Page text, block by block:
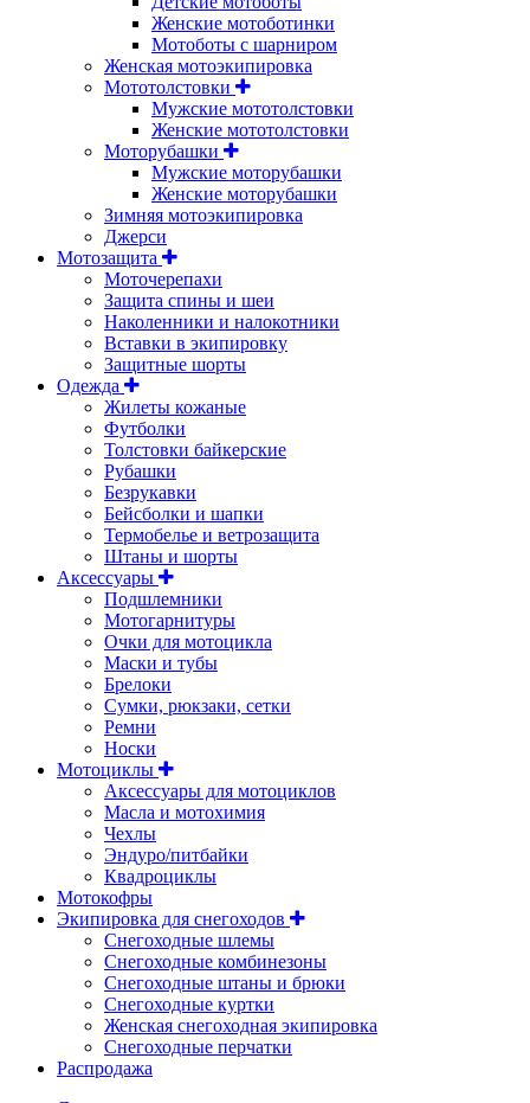
Женские мотоботинки
Мотоботы с шарниром
Женская мотоэкипировка
Мототолстовки
Мужские мототолстовки
Женские мототолстовки
Моторубашки
Мужские моторубашки
Женские моторубашки
Зимняя мотоэкипировка
Джерси
Мотозащита
Моточерепахи
Защита спины и шеи
Наколенники и налокотники
Вставки в экипировку
Защитные шорты
Одежда
Жилеты кожаные
Футболки
Толстовки байкерские
Рубашки
Безрукавки
Бейсболки и шапки
Термобелье и ветрозащита
Штаны и шорты
Аксессуары
Подшлемники
Мотогарнитуры
Очки для мотоцикла
Маски и тубы
Брелоки
Сумки, рюкзаки, сетки
Ремни
Носки
Мотоциклы
Аксессуары для мотоциклов
Масла и мотохимия
Чехлы
Эндуро/питбайки
Квадроциклы
Мотокофры
Экипировка для снегоходов
Снегоходные шлемы
Снегоходные комбинезоны
Снегоходные штаны и брюки
Снегоходные куртки
Женская снегоходная экипировка
Снегоходные перчатки
Распродажа